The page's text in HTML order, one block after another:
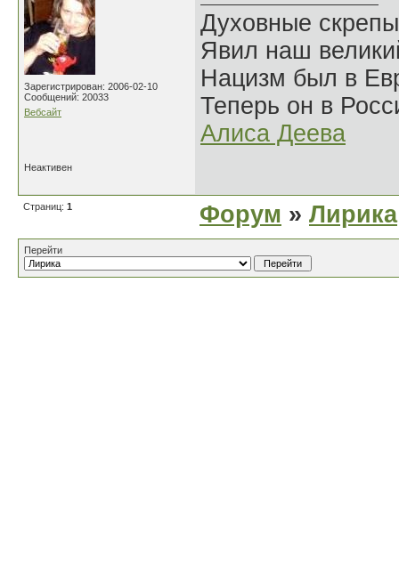
Зарегистрирован: 2006-02-10
Сообщений: 20033
Вебсайт
Духовные
Явил наш
Нацизм был в
Теперь он в
Алиса Деева
Неактивен
Страниц: 1 Форум » Лирика
Перейти